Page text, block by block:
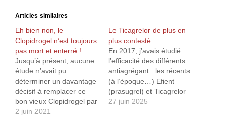
Articles similaires
Eh bien non, le
Clopidrogel n’est toujours
pas mort et enterré !
Jusqu’à présent, aucune
étude n’avait pu
déterminer un davantage
décisif à remplacer ce
bon vieux Clopidrogel par
des antiagrégants plus
2 juin 2021
Le Ticagrelor de plus en
plus contesté
En 2017, j’avais étudié
l’efficacité des différents
antiagrégant : les récents
(à l’époque…) Efient
(prasugrel) et Ticagrelor
(Brilique) versus ce bon
27 juin 2025